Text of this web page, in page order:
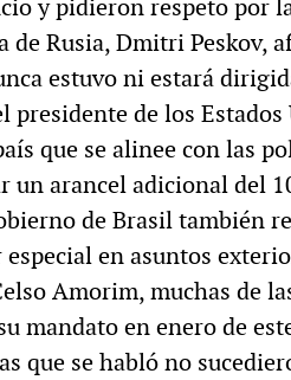
y pidieron respeto por
de Rusia, Dmitri Peskov,
estuvo ni estará
presidente de los
que se alinee con las
un arancel adicional del
de Brasil también
en asuntos
Amorim, muchas de
mandato en enero de
que se habló no